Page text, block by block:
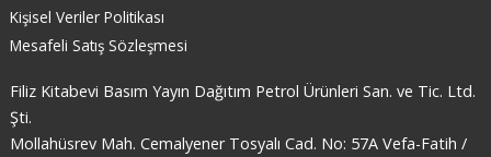
Kişisel Veriler Politikası
Mesafeli Satış Sözleşmesi
Filiz Kitabevi Basım Yayın Dağıtım Petrol Ürünleri San. ve Tic. Ltd.
Şti.
Mollahüsrev Mah. Cemalyener Tosyalı Cad. No: 57A Vefa-Fatih /